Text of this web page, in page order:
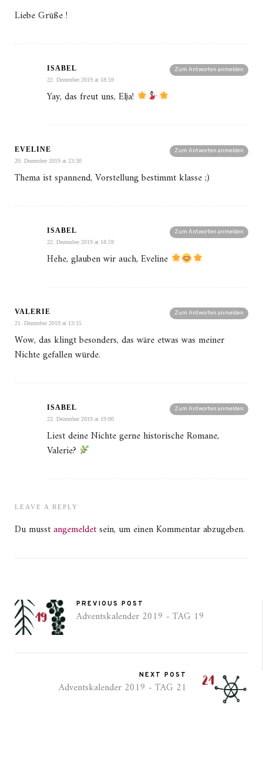
Liebe Grüße !
Zum Antworten anmelden
ISABEL
22. Dezember 2019 at 18:59
Yay, das freut uns, Elja!
Zum Antworten anmelden
EVELINE
20. Dezember 2019 at 23:30
Thema ist spannend, Vorstellung bestimmt klasse ;)
Zum Antworten anmelden
ISABEL
22. Dezember 2019 at 18:59
Hehe, glauben wir auch, Eveline
Zum Antworten anmelden
VALERIE
21. Dezember 2019 at 13:15
Wow, das klingt besonders, das wäre etwas was meiner
Nichte gefallen würde.
Zum Antworten anmelden
ISABEL
22. Dezember 2019 at 19:00
Liest deine Nichte gerne historische Romane,
Valerie?
LEAVE A REPLY
Du musstangemeldetsein, um einen Kommentar abzugeben.
PREVIOUS POST
Adventskalender 2019 - TAG 19
NEXT POST
Adventskalender 2019 - TAG 21